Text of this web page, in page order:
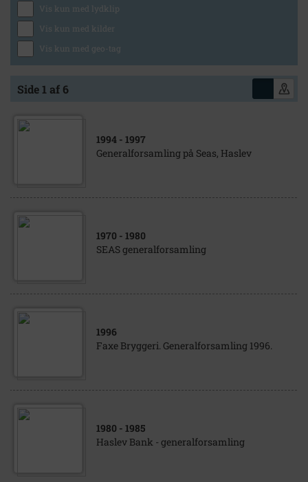
Vis kun med lydklip
Vis kun med kilder
Vis kun med geo-tag
Side 1 af 6
1994 - 1997
Generalforsamling på Seas, Haslev
1970 - 1980
SEAS generalforsamling
1996
Faxe Bryggeri. Generalforsamling 1996.
1980 - 1985
Haslev Bank - generalforsamling